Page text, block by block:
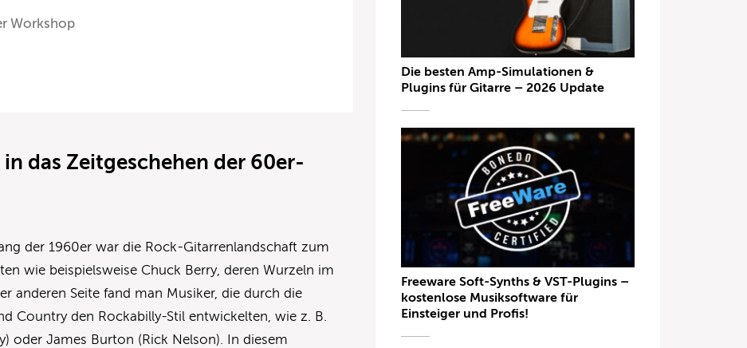
Workshop
das Zeitgeschehen der 60er-
der 1960er war die Rock-Gitarrenlandschaft zum
wie beispielsweise Chuck Berry, deren Wurzeln im
anderen Seite fand man Musiker, die durch die
Country den Rockabilly-Stil entwickelten, wie z. B.
oder James Burton (Rick Nelson). In diesem
Die besten Amp-Simulationen &
Plugins für Gitarre – 2026 Update
Freeware Soft-Synths & VST-Plugins –
kostenlose Musiksoftware für
Einsteiger und Profis!